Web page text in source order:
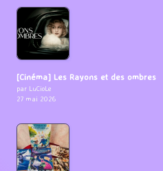
[Cinéma] Les Rayons et des ombres
par LuCioLe
27 mai 2026